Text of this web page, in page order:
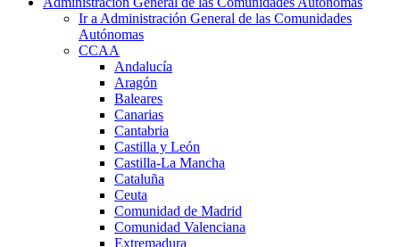
Ir a Administración General de las Comunidades
Autónomas
CCAA
Andalucía
Aragón
Baleares
Canarias
Cantabria
Castilla y León
Castilla-La Mancha
Cataluña
Ceuta
Comunidad de Madrid
Comunidad Valenciana
Extremadura